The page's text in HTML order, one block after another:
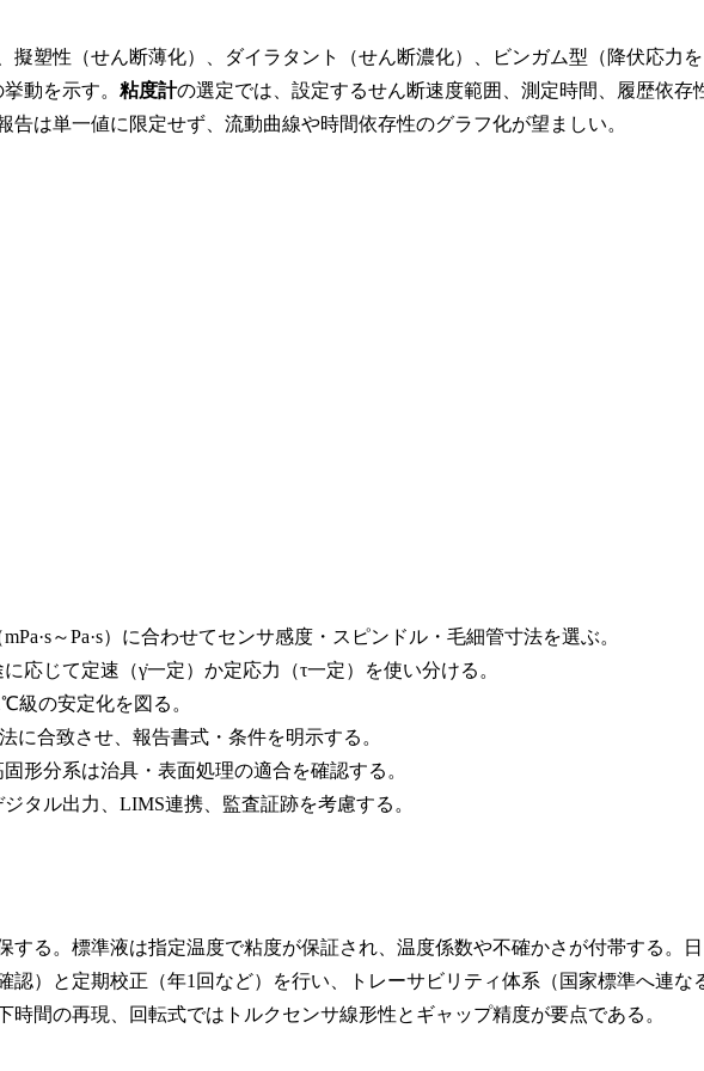
擬塑性（せん断薄化）、ダイラタント（せん断濃化）、ビンガム型（降伏応力を
動を示す。 粘度計の選定では、設定するせん断速度範囲、測定時間、履歴依存
告は単一値に限定せず、流動曲線や時間依存性のグラフ化が望ましい。
～Pa·s）に合わせてセンサ感度・スピンドル・毛細管寸法を選ぶ。
応じて定速（γ̇一定）か定応力（τ一定）を使い分ける。
級の安定化を図る。
に合致させ、報告書式・条件を明示する。
形分系は治具・表面処理の適合を確認する。
タル出力、LIMS連携、監査証跡を考慮する。
する。標準液は指定温度で粘度が保証され、温度係数や不確かさが付帯する。日
認）と定期校正（年1回など）を行い、トレーサビリティ体系（国家標準へ連な
間の再現、回転式ではトルクセンサ線形性とギャップ精度が要点である。